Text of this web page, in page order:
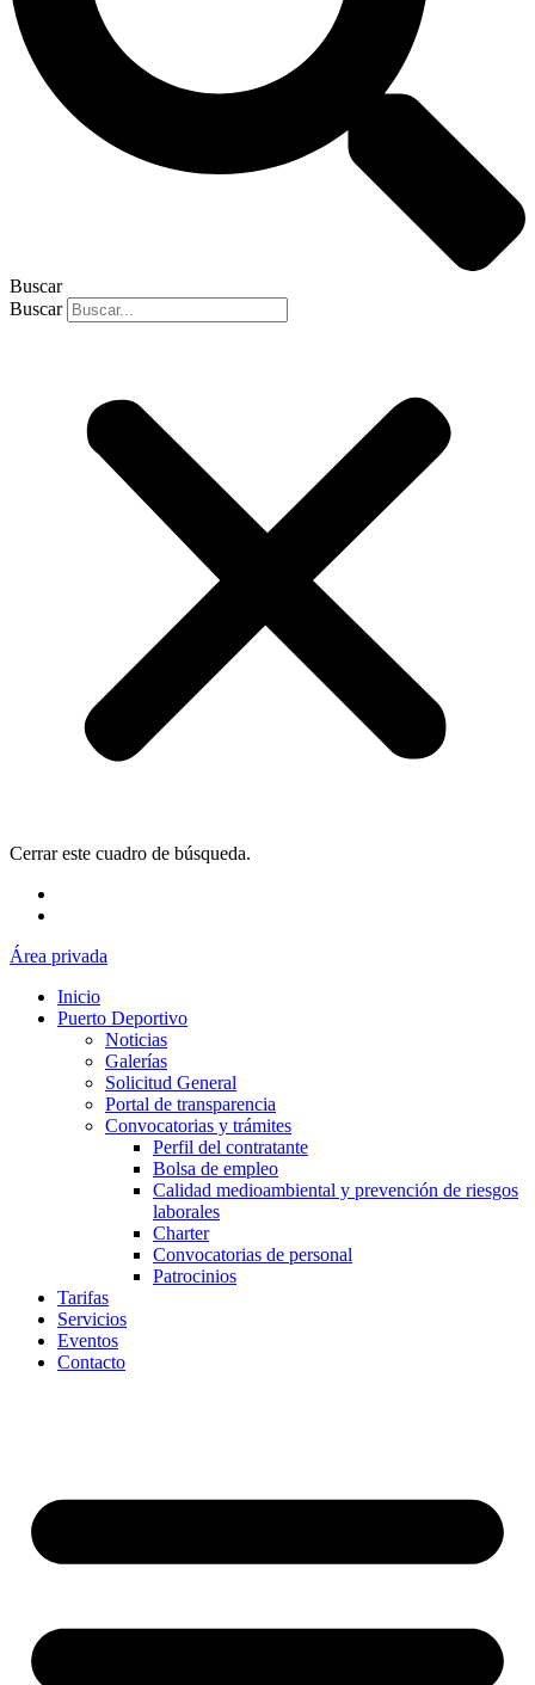
Buscar
Buscar
Cerrar este cuadro de búsqueda.
Área privada
Inicio
Puerto Deportivo
Noticias
Galerías
Solicitud General
Portal de transparencia
Convocatorias y trámites
Perfil del contratante
Bolsa de empleo
Calidad medioambiental y prevención de riesgos
laborales
Charter
Convocatorias de personal
Patrocinios
Tarifas
Servicios
Eventos
Contacto